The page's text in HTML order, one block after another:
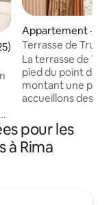
de 4,95 sur 5,
Appartement ·
Terrasse de Trudi
sur le Cervin
La terrasse de
pied du point de
montant une
accueillons des
qu’est le Cervin. Trudi’s Terrace propose
deux chambres
et élégantes.
pour les
à Rima